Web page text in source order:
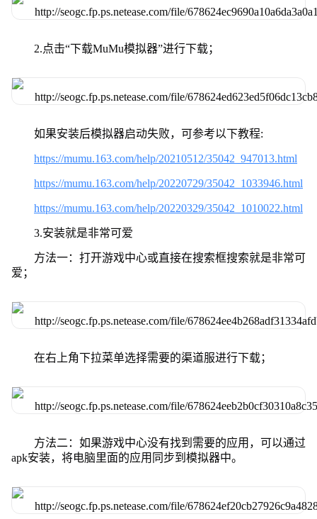
2.点击“下载MuMu模拟器”进行下载；
如果安装后模拟器启动失败，可参考以下教程:
https://mumu.163.com/help/20210512/35042_947013.html
https://mumu.163.com/help/20220729/35042_1033946.html
https://mumu.163.com/help/20220329/35042_1010022.html
3.安装就是非常可爱
方法一：打开游戏中心或直接在搜索框搜索就是非常可
爱；
在右上角下拉菜单选择需要的渠道服进行下载；
方法二：如果游戏中心没有找到需要的应用，可以通过
apk安装，将电脑里面的应用同步到模拟器中。